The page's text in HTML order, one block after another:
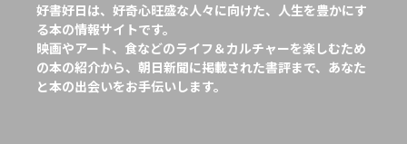
好書好日は、好奇心旺盛な人々に向けた、人生を豊かにす
る本の情報サイトです。
映画やアート、食などのライフ＆カルチャーを楽しむため
の本の紹介から、朝日新聞に掲載された書評まで、あなた
と本の出会いをお手伝いします。